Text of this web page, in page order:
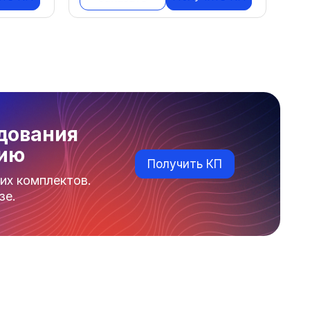
комплектов.
Получить КП